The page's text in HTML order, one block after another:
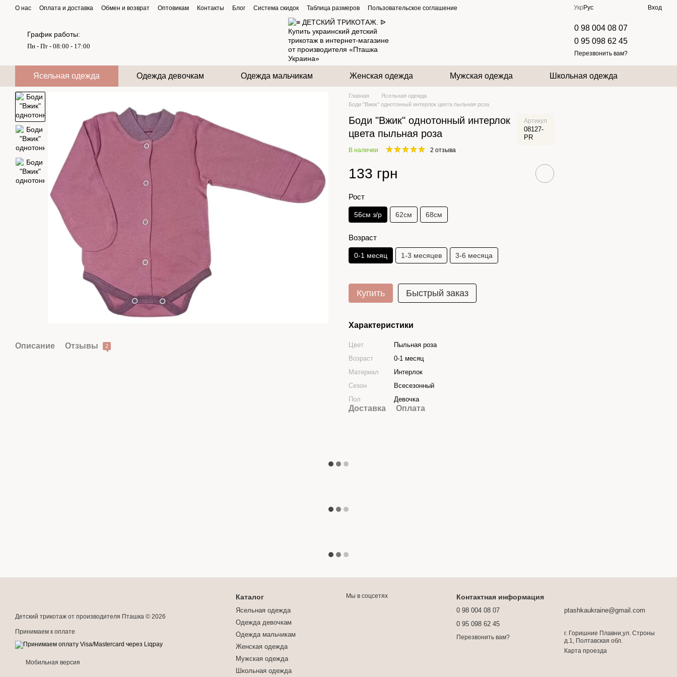
Перейти к основному контенту
О нас Оплата и доставка Обмен и возврат Оптовикам Контакты Блог Система скидок Таблица размеров Пользовательское соглашение Укр Рус Вход
График работы:
Пн - Пт - 08:00 - 17:00
0 98 004 08 07
0 95 098 62 45
Перезвонить вам?
Ясельная одежда Одежда девочкам Одежда мальчикам Женская одежда Мужская одежда Школьная одежда
Описание Отзывы 2
Главная
Ясельная одежда
Боди "Вжик" однотонный интерлок цвета пыльная роза
Боди "Вжик" однотонный интерлок
цвета пыльная роза
Артикул
08127-
PR
В наличии 2 отзыва
133 грн
Рост
56см з/р 62см 68см
Возраст
0-1 месяц 1-3 месяцев 3-6 месяца
Купить Быстрый заказ
Характеристики
Цвет
Пыльная роза
Возраст
0-1 месяц
Материал
Интерлок
Сезон
Всесезонный
Пол
Девочка
Доставка Оплата
Детский трикотаж от производителя Пташка © 2026
Принимаем к оплате
Мобильная версия
Каталог
Ясельная одежда
Одежда девочкам
Одежда мальчикам
Женская одежда
Мужская одежда
Школьная одежда
Мы в соцсетях Контактная информация
0 98 004 08 07
0 95 098 62 45
Перезвонить вам?
ptashkaukraine@gmail.com
г. Горишние Плавни,ул. Строны
д.1, Полтавская обл.
Карта проезда